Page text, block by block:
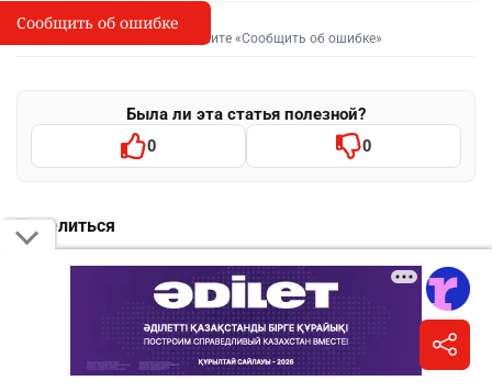
I
Сообщить об опечатке
Выделите фрагмент и нажмите «Сообщить об ошибке»
Была ли эта статья полезной?
0 0
Поделиться
Telegram
Facebook
Сообщить об ошибке